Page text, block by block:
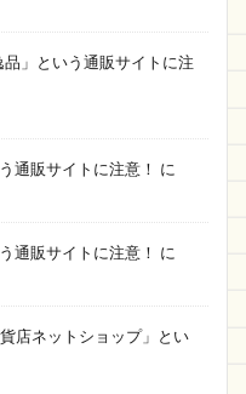
釣り用具
限定プライス
ing-iang
A TIME TO SHOP
PSBEN
kittyshop
キティちゃんロゴ
Japan
OTVN
品」という通販サイトに注
通販サイトに注意！ に
通販サイトに注意！ に
店ネットショップ」とい